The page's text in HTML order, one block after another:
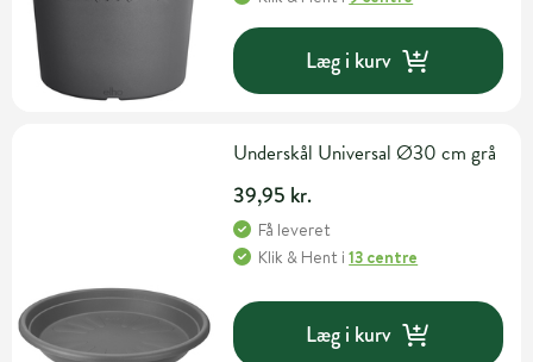
Læg i kurv
Underskål Universal Ø30 cm grå
39,95 kr.
Få leveret
Klik & Hent i13 centre
Læg i kurv